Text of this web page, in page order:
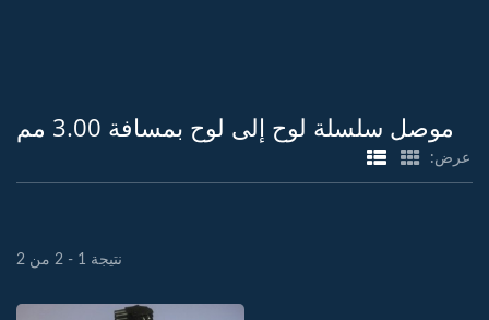
موصل سلسلة لوح إلى لوح بمسافة 3.00 مم
عرض:
نتيجة 1 - 2 من 2